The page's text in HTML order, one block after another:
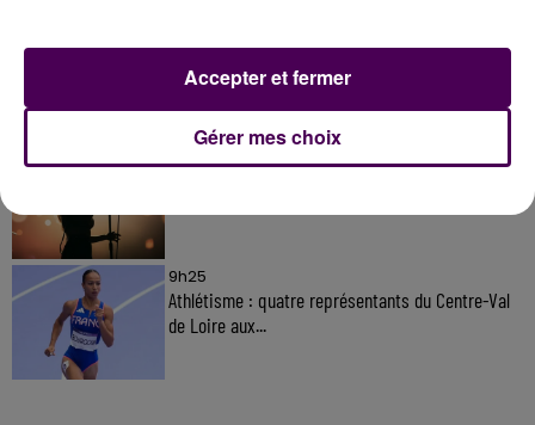
9h25
Athlétisme : quatre représentants du Centre-Val
de Loire aux...
Gérer mes choix
Accepter et fermer